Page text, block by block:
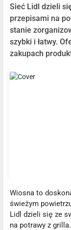
Sieć Lidl dzieli
przepisami na
stanie
szybki i łatwy.
zakupach
Wiosna to
świeżym
Lidl dzieli się ze
na potrawy z